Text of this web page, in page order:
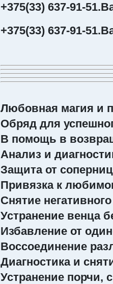
+375(33) 637-91-
+375(33) 637-91-
Любовная магия и
Обряд для
В помощь в
Анализ и
Защита от
Привязка к
Снятие
Устранение венца
Избавление от
Воссоединение
Диагностика и
Устранение порчи,